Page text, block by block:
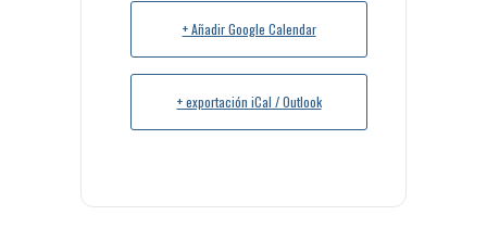
+ Añadir Google Calendar
+ exportación iCal / Outlook